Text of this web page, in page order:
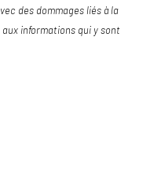
des dommages liés à la
informations qui y sont